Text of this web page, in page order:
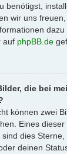
benötigst,
wir uns
auf phpBB.de
die bei
können zwei
Eines
dies
deinen